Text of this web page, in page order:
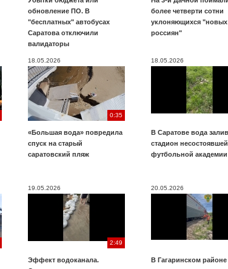
обновление ПО. В
"бесплатных" автобусах
Саратова отключили
валидаторы
более четверти сотни
уклоняющихся "новых
россиян"
18.05.2026
0:35
«Большая вода» повредила
спуск на старый
саратовский пляж
18.05.2026
В Саратове вода
стадион
футбольной академии
19.05.2026
2:49
Эффект водоканала.
20.05.2026
В Гагаринском районе